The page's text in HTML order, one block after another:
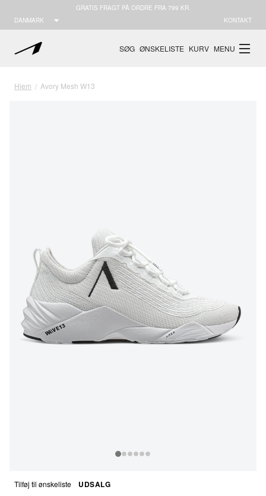
DANMARK
GRATIS FRAGT PÅ ORDRE FRA 799 KR.
KONTAKT
SØG ØNSKELISTE KURV MENU
Hjem / Avory Mesh W13
Tilføj til ønskeliste UDSALG